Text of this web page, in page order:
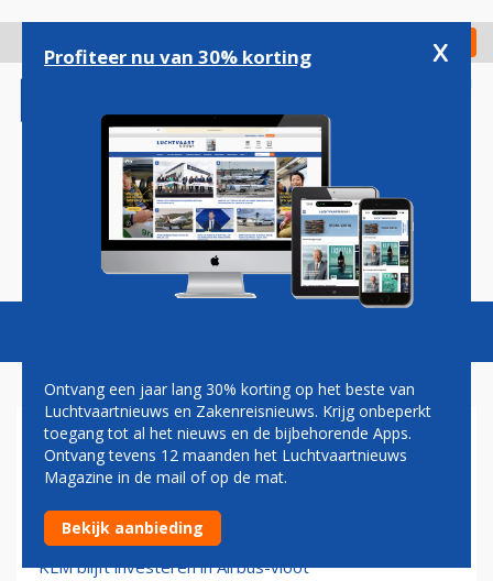
gaan
Check in
Magazine Podcasts Vacatures
ILFC
Analyse: AerCap slaat grote slag
27-04-2021 - 09:56
KLM blijft investeren in Airbus-vloot
Profiteer nu van 30% korting x
Ontvang een jaar lang 30% korting op het beste van
Luchtvaartnieuws en Zakenreisnieuws. Krijg onbeperkt
toegang tot al het nieuws en de bijbehorende Apps.
Ontvang tevens 12 maanden het Luchtvaartnieuws
Magazine in de mail of op de mat.
Bekijk aanbieding